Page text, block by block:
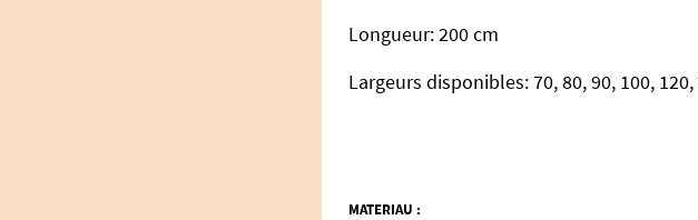
Longueur: 200 cm
Largeurs disponibles: 70, 80, 90, 100,
MATERIAU :